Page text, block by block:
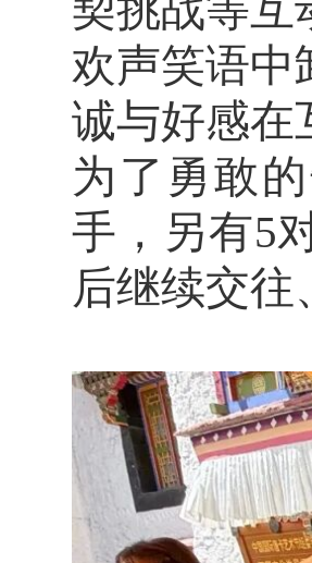
欢声笑语中
诚与好感在
为了勇敢
手，另有5
后继续交往